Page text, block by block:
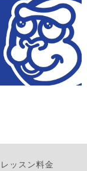
レッスン料金